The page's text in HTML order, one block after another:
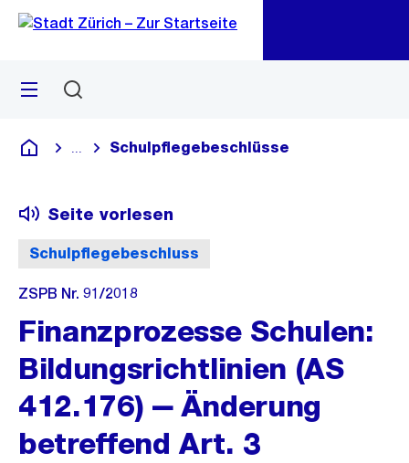
Navigation
Sprunglink
Menü
Deutsch
Blende alle Breadcrumbs ein
Schulpflegebeschlüsse
Schulpflegebeschluss
Seite vorlesen
ZSPB Nr. 91/2018
Finanzprozesse Schulen:
Bildungsrichtlinien (AS
412.176) ‒ Änderung
betreffend Art. 3